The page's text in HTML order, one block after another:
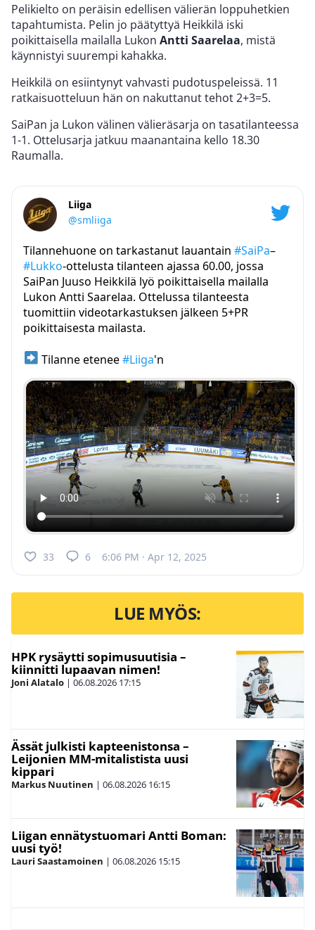
Pelikielto on peräisin edellisen välierän loppuhetkien
tapahtumista. Pelin jo päätyttyä Heikkilä iski
poikittaisella mailalla Lukon Antti Saarelaa, mistä
käynnistyi suurempi kahakka.
Heikkilä on esiintynyt vahvasti pudotuspeleissä. 11
ratkaisuotteluun hän on nakuttanut tehot 2+3=5.
SaiPan ja Lukon välinen välieräsarja on tasatilanteessa
1-1. Ottelusarja jatkuu maanantaina kello 18.30
Raumalla.
Liiga
@smliiga
Tilannehuone on tarkastanut lauantain #SaiPa–
#Lukko-ottelusta tilanteen ajassa 60.00, jossa
SaiPan Juuso Heikkilä lyö poikittaisella mailalla
Lukon Antti Saarelaa. Ottelussa tilanteesta
tuomittiin videotarkastuksen jälkeen 5+PR
poikittaisesta mailasta.
Tilanne etenee#Liiga'n
33 6 6:06 PM · Apr 12, 2025
LUE MYÖS:
HPK rysäytti sopimusuutisia –
kiinnitti lupaavan nimen!
Joni Alatalo | 06.08.2026 17:15
Ässät julkisti kapteenistonsa –
Leijonien MM-mitalistista uusi
kippari
Markus Nuutinen | 06.08.2026 16:15
Liigan ennätystuomari Antti Boman:
uusi työ!
Lauri Saastamoinen | 06.08.2026 15:15